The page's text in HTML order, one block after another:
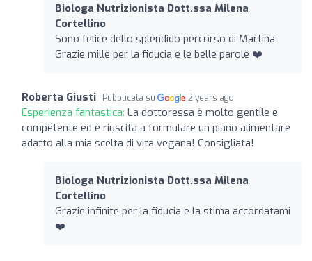
Biologa Nutrizionista Dott.ssa Milena
Cortellino
Sono felice dello splendido percorso di Martina
Grazie mille per la fiducia e le belle parole ❤️
Roberta Giusti Pubblicata su 2 years ago
Esperienza fantastica: La dottoressa è molto gentile e
competente ed è riuscita a formulare un piano alimentare
adatto alla mia scelta di vita vegana! Consigliata!
Biologa Nutrizionista Dott.ssa Milena
Cortellino
Grazie infinite per la fiducia e la stima accordatami
❤️